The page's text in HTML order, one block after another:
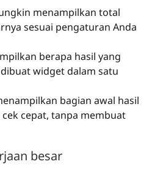
menampilkan total
sesuai pengaturan Anda
berapa hasil yang
widget dalam satu
bagian awal hasil
cepat, tanpa membuat
besar